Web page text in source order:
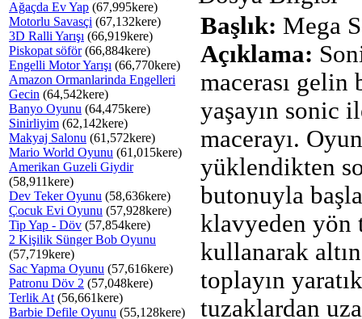
Ağaçda Ev Yap (67,995kere)
Motorlu Savasçi (67,132kere)
3D Ralli Yarışı (66,919kere)
Piskopat söför(66,884kere)
Engelli Motor Yarışı (66,770kere)
Amazon Ormanlarinda Engelleri
Gecin (64,542kere)
Banyo Oyunu (64,475kere)
Sinirliyim (62,142kere)
Makyaj Salonu (61,572kere)
Mario World Oyunu (61,015kere)
Amerikan Guzeli Giydir
(58,911kere)
Dev Teker Oyunu (58,636kere)
Çocuk Evi Oyunu (57,928kere)
Tip Yap - Döv (57,854kere)
2 Kişilik Sünger Bob Oyunu
(57,719kere)
Sac Yapma Oyunu (57,616kere)
Patronu Döv 2 (57,048kere)
Terlik At (56,661kere)
Barbie Defile Oyunu (55,128kere)
Başlık: Mega
Açıklama:
macerası
yaşayın sonic
macerayı. Oyun
yüklendikten
butonuyla
klavyeden yön
kullanarak
toplayın
tuzaklardan